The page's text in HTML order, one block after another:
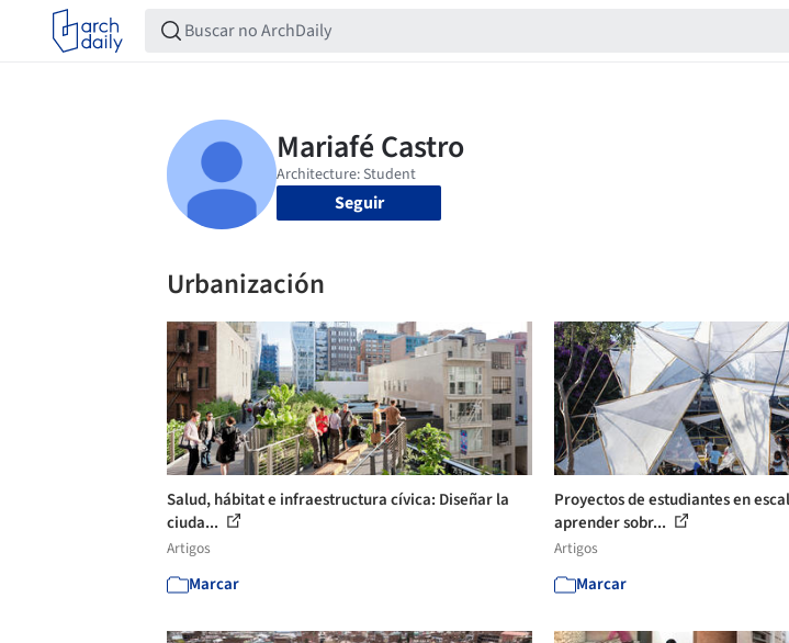
Seguir
Urbanización
Salud, hábitat e infraestructura cívica: Diseñar la
ciuda...
Artigos
Marcar
Proyectos de estudiantes en
aprender sobr...
Artigos
Marcar